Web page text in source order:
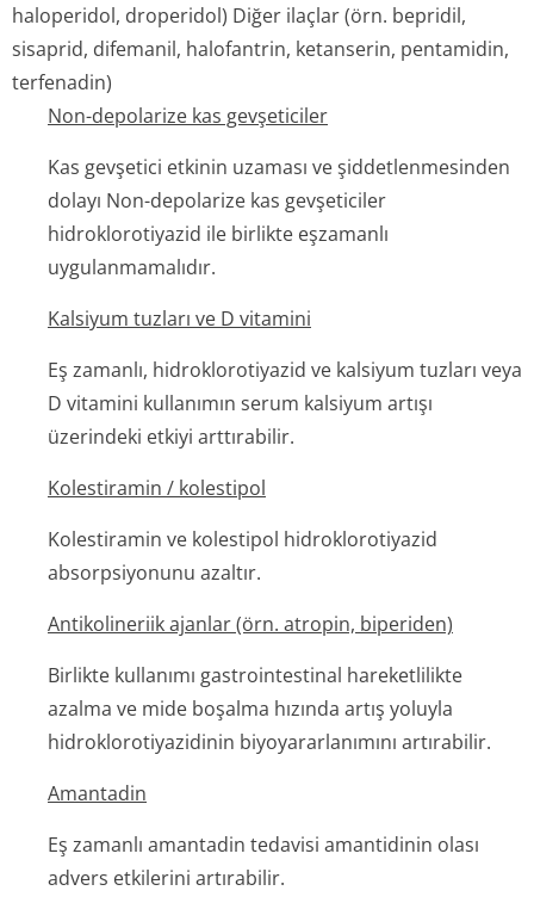
haloperidol, droperidol) Diğer ilaçlar (örn. bepridil,
sisaprid, difemanil, halofantrin, ketanserin, pentamidin,
terfenadin)
Non-depolarize kas gevşeticiler
Kas gevşetici etkinin uzaması ve şiddetlenmesinden
dolayı Non-depolarize kas gevşeticiler
hidroklorotiyazid ile birlikte eşzamanlı
uygulanmamalıdır.
Kalsiyum tuzları ve D vitamini
Eş zamanlı, hidroklorotiyazid ve kalsiyum tuzları veya
D vitamini kullanımın serum kalsiyum artışı
üzerindeki etkiyi arttırabilir.
Kolestiramin / kolestipol
Kolestiramin ve kolestipol hidroklorotiyazid
absorpsiyonunu azaltır.
Antikolineriik ajanlar (örn. atropin, biperiden)
Birlikte kullanımı gastrointestinal hareketlilikte
azalma ve mide boşalma hızında artış yoluyla
hidroklorotiy­azidinin biyoyararlanımını artırabilir.
Amantadin
Eş zamanlı amantadin tedavisi amantidinin olası
advers etkilerini artırabilir.